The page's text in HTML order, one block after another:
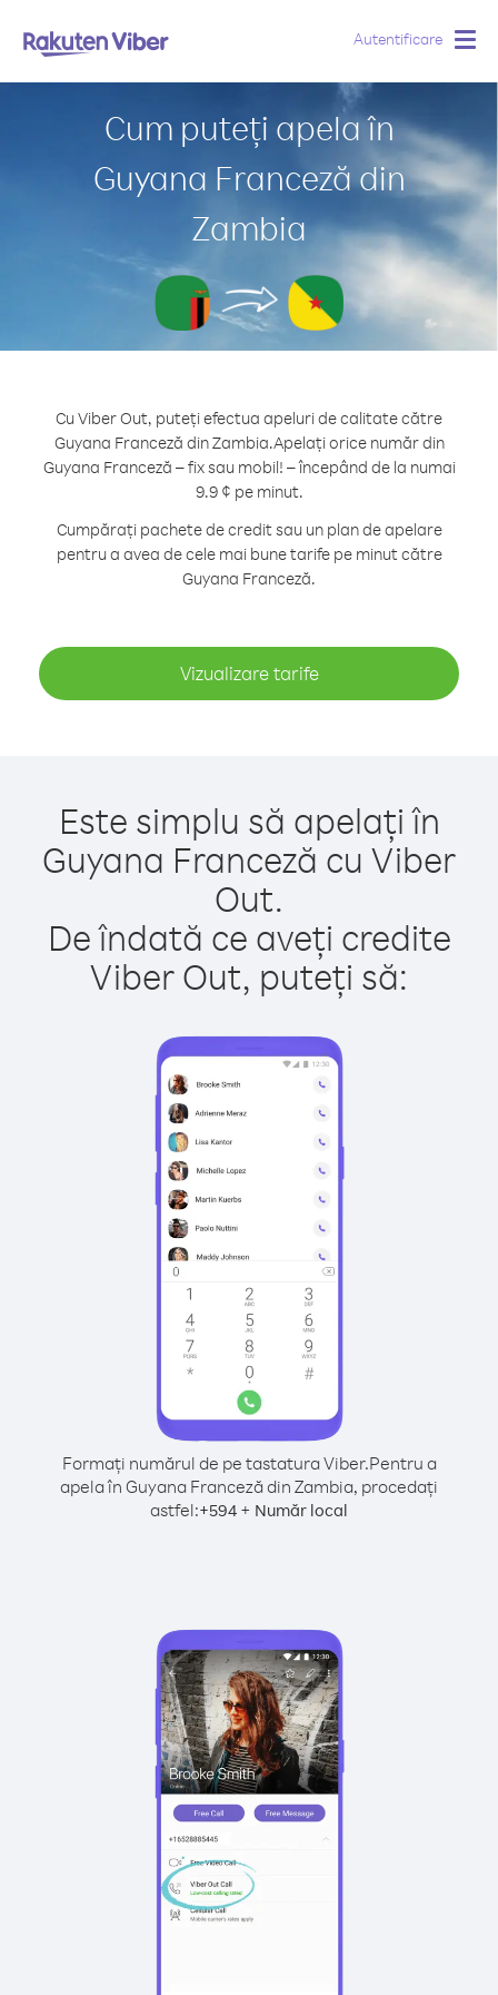
Autentificare
Cum puteți apela în
Guyana Franceză din
Zambia
Cu Viber Out, puteți efectua apeluri de calitate către
Guyana Franceză din Zambia.Apelați orice număr din
Guyana Franceză – fix sau mobil! – începând de la numai
9.9 ¢ pe minut.
Cumpărați pachete de credit sau un plan de apelare
pentru a avea de cele mai bune tarife pe minut către
Guyana Franceză.
Vizualizare tarife
Este simplu să apelați în
Guyana Franceză cu Viber
Out.
De îndată ce aveți credite
Viber Out, puteți să:
Formați numărul de pe tastatura Viber.Pentru a
apela în Guyana Franceză din Zambia, procedați
astfel:+594 + Număr local